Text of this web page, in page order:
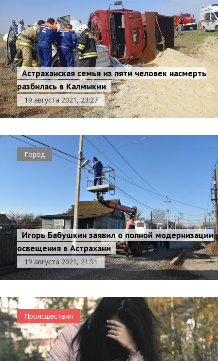
Астраханская семья из пяти человек насмерть
разбилась в Калмыкии
19 августа 2021, 23:27
Город
Игорь Бабушкин заявил о полной модернизации
освещения в Астрахани
19 августа 2021, 21:51
Происшествия